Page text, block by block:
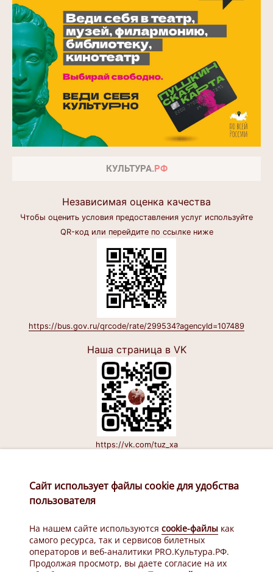
Независимая оценка качества
Чтобы оценить условия предоставления услуг используйте
QR-код или перейдите по ссылке ниже
https://bus.gov.ru/qrcode/rate/299534?agencyId=107489
Наша страница в VK
https://vk.com/tuz_xa
https://max.ru/id2721140801_gos
Сайт использует файлы cookie для удобства
пользователя
На нашем сайте используются cookie-файлы как
самого ресурса, так и сервисов билетных
операторов и веб-аналитики PRO.Культура.РФ.
Продолжая просмотр, вы даете согласие на их